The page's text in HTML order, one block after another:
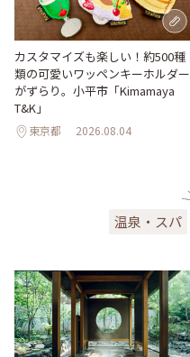
カスタマイズも楽しい！約500種
類の可愛いワッペンキーホルダー
がずらり。小平市「Kimamaya
T&K」
東京都 2026.08.04
温泉・スパ